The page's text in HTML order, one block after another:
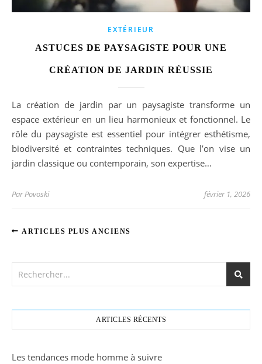
EXTÉRIEUR
ASTUCES DE PAYSAGISTE POUR UNE
CRÉATION DE JARDIN RÉUSSIE
La création de jardin par un paysagiste transforme un
espace extérieur en un lieu harmonieux et fonctionnel. Le
rôle du paysagiste est essentiel pour intégrer esthétisme,
biodiversité et contraintes techniques. Que l’on vise un
jardin classique ou contemporain, son expertise…
ParPovoski février 1, 2026
ARTICLES PLUS ANCIENS
ARTICLES RÉCENTS
Les tendances mode homme à suivre